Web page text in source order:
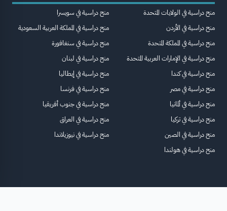
منح دراسية في الولايات المتحدة
منح دراسية في الأردن
منح دراسية في المملكة المتحدة
منح دراسية في الإمارات العربية المتحدة
منح دراسية في كندا
منح دراسية في مصر
منح دراسية في ألمانيا
منح دراسية في تركيا
منح دراسية في الصين
منح دراسية في هولندا
منح دراسية في سويسرا
منح دراسية في المملكة العربية السعودية
منح دراسية في سنغافورة
منح دراسية في لبنان
منح دراسية في إيطاليا
منح دراسية في فرنسا
منح دراسية في جنوب أفريقيا
منح دراسية في العراق
منح دراسية في نيوزيلاندا